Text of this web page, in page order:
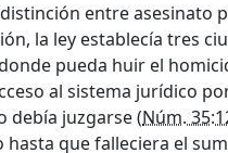
entre
la ley establecía tres
pueda huir el
al sistema jurídico
debía juzgarse (Núm.
que falleciera el